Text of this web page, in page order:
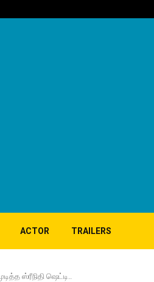
ACTOR TRAILERS
ஸ்ரீநிதி ஷெட்டி..